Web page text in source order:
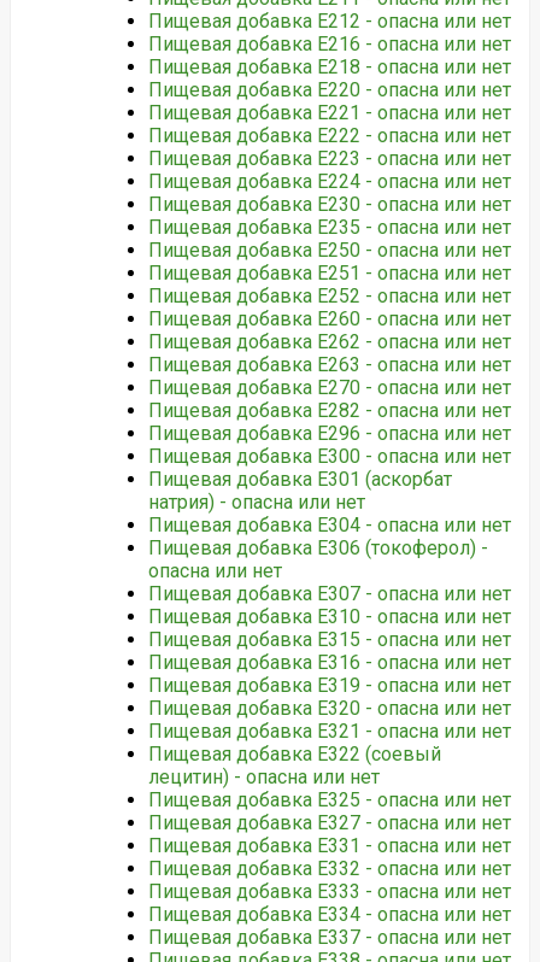
Пищевая добавка Е212 - опасна или нет
Пищевая добавка Е216 - опасна или нет
Пищевая добавка Е218 - опасна или нет
Пищевая добавка Е220 - опасна или нет
Пищевая добавка Е221 - опасна или нет
Пищевая добавка Е222 - опасна или нет
Пищевая добавка Е223 - опасна или нет
Пищевая добавка Е224 - опасна или нет
Пищевая добавка Е230 - опасна или нет
Пищевая добавка Е235 - опасна или нет
Пищевая добавка Е250 - опасна или нет
Пищевая добавка Е251 - опасна или нет
Пищевая добавка Е252 - опасна или нет
Пищевая добавка Е260 - опасна или нет
Пищевая добавка Е262 - опасна или нет
Пищевая добавка Е263 - опасна или нет
Пищевая добавка Е270 - опасна или нет
Пищевая добавка Е282 - опасна или нет
Пищевая добавка Е296 - опасна или нет
Пищевая добавка Е300 - опасна или нет
Пищевая добавка Е301 (аскорбат
натрия) - опасна или нет
Пищевая добавка Е304 - опасна или нет
Пищевая добавка Е306 (токоферол) -
опасна или нет
Пищевая добавка Е307 - опасна или нет
Пищевая добавка Е310 - опасна или нет
Пищевая добавка Е315 - опасна или нет
Пищевая добавка Е316 - опасна или нет
Пищевая добавка Е319 - опасна или нет
Пищевая добавка Е320 - опасна или нет
Пищевая добавка Е321 - опасна или нет
Пищевая добавка Е322 (соевый
лецитин) - опасна или нет
Пищевая добавка Е325 - опасна или нет
Пищевая добавка Е327 - опасна или нет
Пищевая добавка Е331 - опасна или нет
Пищевая добавка Е332 - опасна или нет
Пищевая добавка Е333 - опасна или нет
Пищевая добавка Е334 - опасна или нет
Пищевая добавка Е337 - опасна или нет